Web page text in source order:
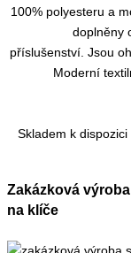
100% polyesteru a
doplněny
příslušenství. Jsou
Moderní
Skladem k
Zakázková
na klíče